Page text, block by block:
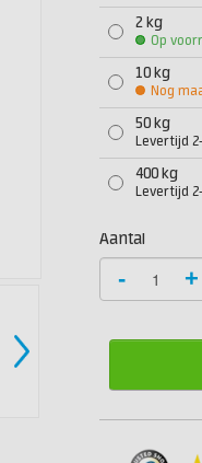
2 kg
Op
10 kg
Nog
50 kg
Levertijd
400 kg
Levertijd
Aantal
- +